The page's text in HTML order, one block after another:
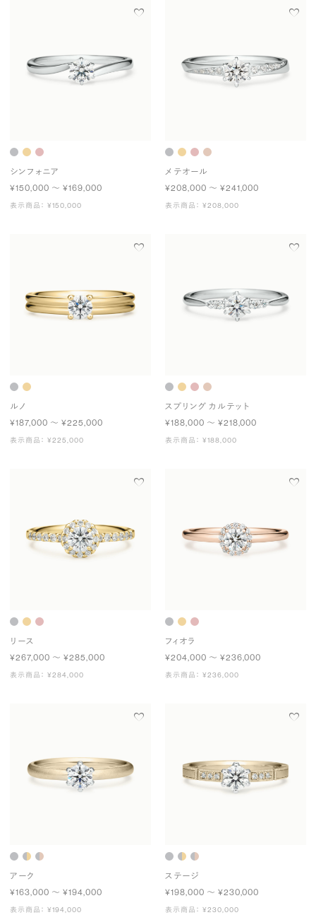
シンフォニア
¥150,000 〜 ¥169,000
表示商品： ¥150,000
メテオール
¥208,000 〜 ¥241,000
表示商品： ¥208,000
ルノ
¥187,000 〜 ¥225,000
表示商品： ¥225,000
スプリング カルテット
¥188,000 〜 ¥218,000
表示商品： ¥188,000
リース
¥267,000 〜 ¥285,000
表示商品： ¥284,000
フィオラ
¥204,000 〜 ¥236,000
表示商品： ¥236,000
アーク
¥163,000 〜 ¥194,000
表示商品： ¥194,000
ステージ
¥198,000 〜 ¥230,000
表示商品： ¥230,000